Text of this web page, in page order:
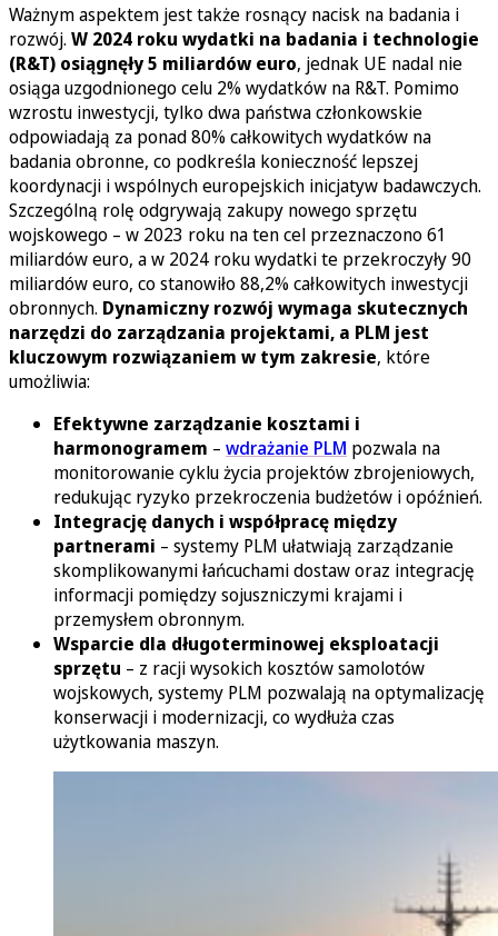
Ważnym aspektem jest także rosnący nacisk na badania i
rozwój. W 2024 roku wydatki na badania i technologie
(R&T) osiągnęły 5 miliardów euro, jednak UE nadal nie
osiąga uzgodnionego celu 2% wydatków na R&T. Pomimo
wzrostu inwestycji, tylko dwa państwa członkowskie
odpowiadają za ponad 80% całkowitych wydatków na
badania obronne, co podkreśla konieczność lepszej
koordynacji i wspólnych europejskich inicjatyw badawczych.
Szczególną rolę odgrywają zakupy nowego sprzętu
wojskowego – w 2023 roku na ten cel przeznaczono 61
miliardów euro, a w 2024 roku wydatki te przekroczyły 90
miliardów euro, co stanowiło 88,2% całkowitych inwestycji
obronnych. Dynamiczny rozwój wymaga skutecznych
narzędzi do zarządzania projektami, a PLM jest
kluczowym rozwiązaniem w tym zakresie, które
umożliwia:
Efektywne zarządzanie kosztami i
harmonogramem – wdrażanie PLM pozwala na
monitorowanie cyklu życia projektów zbrojeniowych,
redukując ryzyko przekroczenia budżetów i opóźnień.
Integrację danych i współpracę między
partnerami – systemy PLM ułatwiają zarządzanie
skomplikowanymi łańcuchami dostaw oraz integrację
informacji pomiędzy sojuszniczymi krajami i
przemysłem obronnym.
Wsparcie dla długoterminowej eksploatacji
sprzętu – z racji wysokich kosztów samolotów
wojskowych, systemy PLM pozwalają na optymalizację
konserwacji i modernizacji, co wydłuża czas
użytkowania maszyn.